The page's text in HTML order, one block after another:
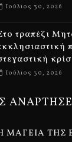
Ιούλιος 30, 2026
τραπέζι
Ιούλιος 30, 2026
ΜΑΓΕΙΑ ΤΗΣ